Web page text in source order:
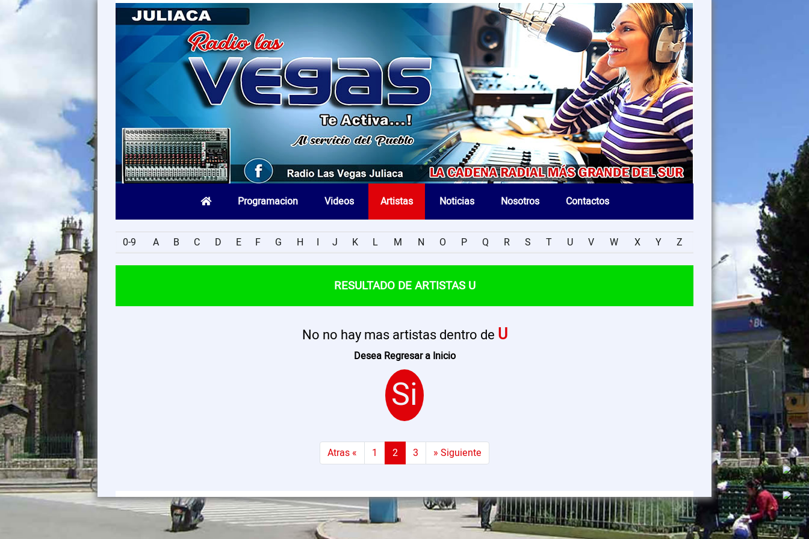
Programacion Videos Artistas Noticias Nosotros Contactos
0-9 A B C D E F G H I J K L M N O P Q R S T U V W X Y Z
RESULTADO DE ARTISTAS U
No no hay mas artistas dentro de U
Desea Regresar a Inicio
Si
Atras « 1 2 3 » Siguiente